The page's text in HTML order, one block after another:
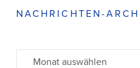
NACHRICHTEN-
Archiv